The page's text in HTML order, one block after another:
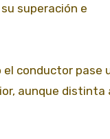
superación e
el conductor pase
aunque distinta